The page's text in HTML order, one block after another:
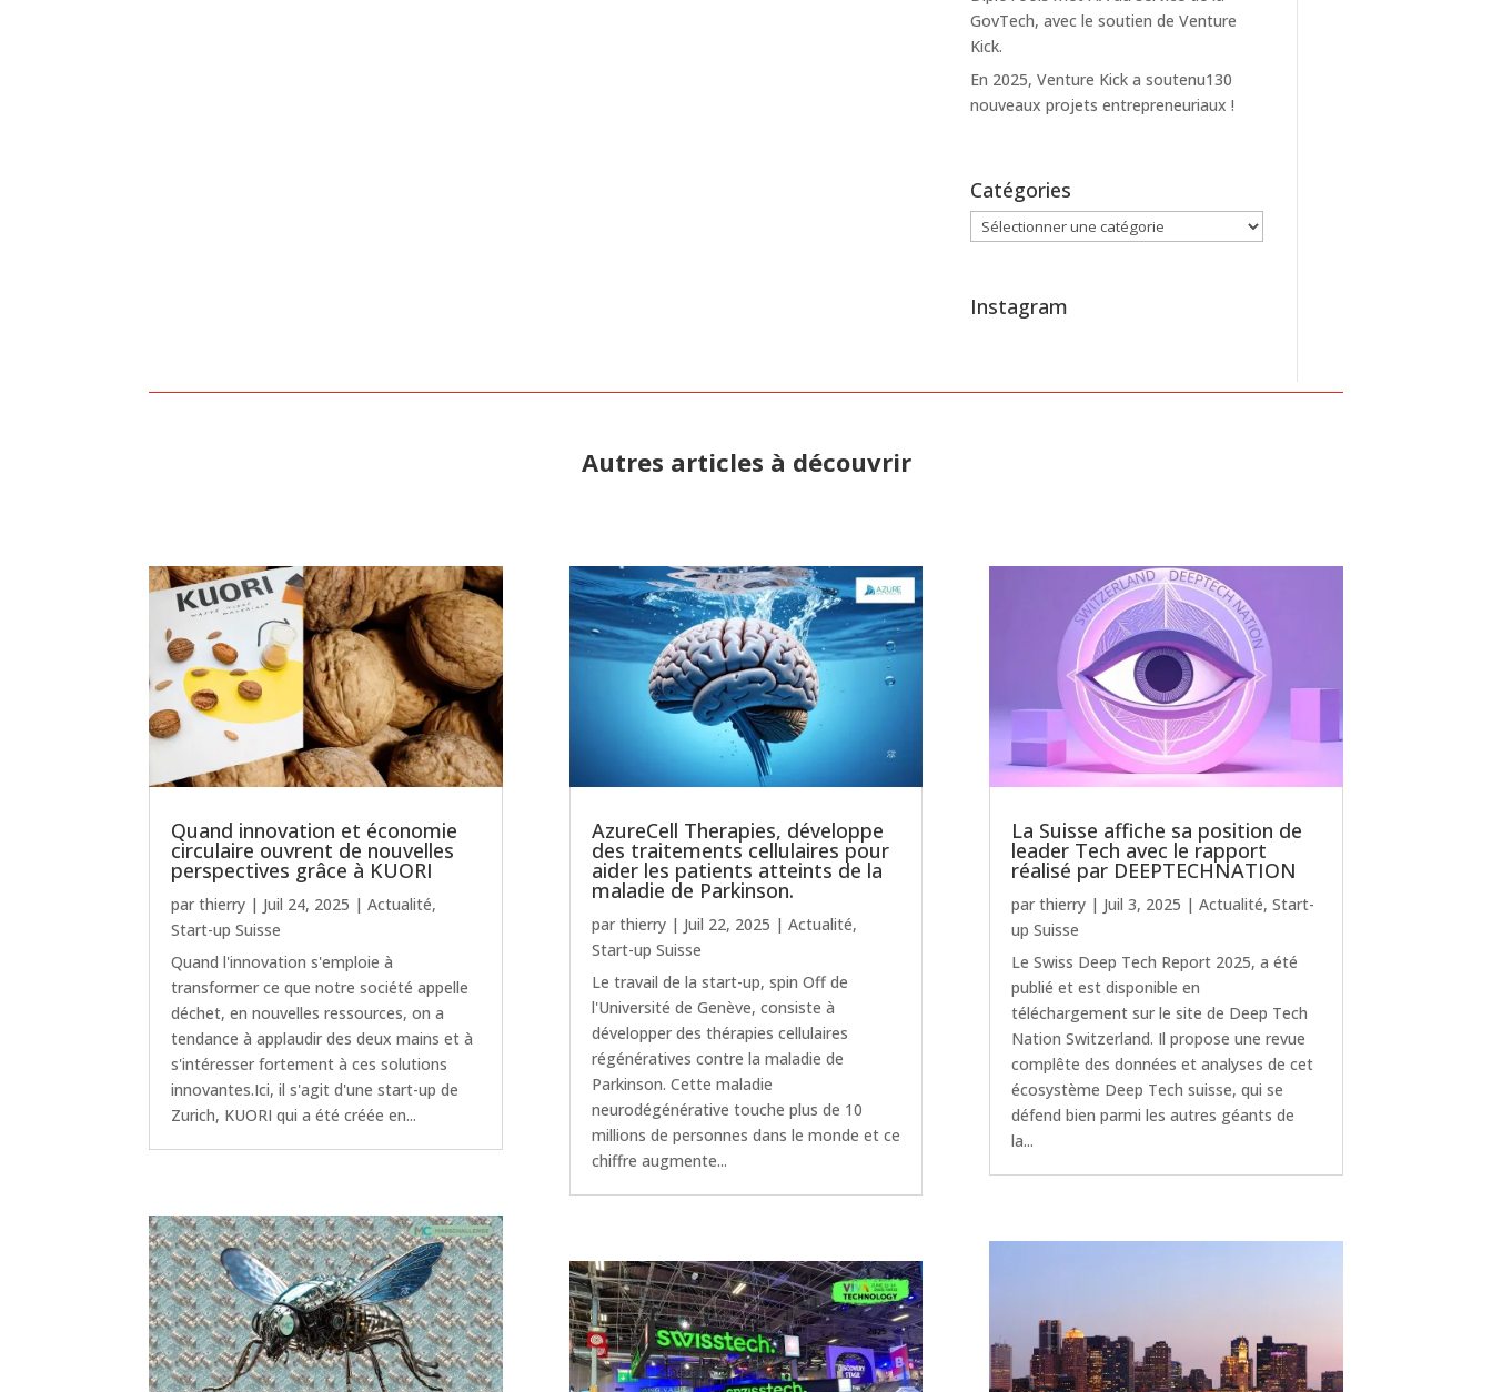
GovTech, avec le soutien de Venture
Kick.
En 2025, Venture Kick a soutenu130
nouveaux projets entrepreneuriaux !
Catégories
Catégories
Instagram
Autres articles à découvrir
Quand innovation et économie
circulaire ouvrent de nouvelles
perspectives grâce à KUORI
parthierry | Juil 24, 2025 |Actualité,
Start-up Suisse
Quand l'innovation s'emploie à
transformer ce que notre société appelle
déchet, en nouvelles ressources, on a
tendance à applaudir des deux mains et à
s'intéresser fortement à ces solutions
innovantes.Ici, il s'agit d'une start-up de
Zurich, KUORI qui a été créée en...
AzureCell Therapies, développe
des traitements cellulaires pour
aider les patients atteints de la
maladie de Parkinson.
par thierry| Juil 22, 2025 | Actualité,
Start-up Suisse
Le travail de la start-up, spin Off de
l'Université de Genève, consiste à
développer des thérapies cellulaires
régénératives contre la maladie de
Parkinson. Cette maladie
neurodégénérative touche plus de 10
millions de personnes dans le monde et ce
chiffre augmente...
La Suisse affiche sa position de
leader Tech avec le rapport
réalisé par DEEPTECHNATION
par thierry| Juil 3, 2025 | Actualité, Start-
up Suisse
Le Swiss Deep Tech Report 2025, a été
publié et est disponible en
téléchargement sur le site de Deep Tech
Nation Switzerland. Il propose une revue
complête des données et analyses de cet
écosystème Deep Tech suisse, qui se
défend bien parmi les autres géants de
la...